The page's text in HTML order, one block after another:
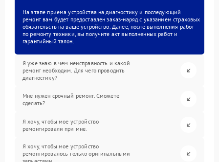
На этапе приема устройства на диагностику и последующий
ремонт вам будет предоставлен заказ-наряд с указанием страховых
обязательств на ваше устройство. Далее, после выполнения работ
по ремонту техники, вы получите акт выполненных работ и
гарантийный талон.
Я уже знаю в чем неисправность и какой
ремонт необходим. Для чего проводить
диагностику?
Мне нужен срочный ремонт. Сможете
сделать?
Я хочу, чтобы мое устройство
ремонтировали при мне.
Я хочу, чтобы мое устройство
ремонтировалось только оригинальными